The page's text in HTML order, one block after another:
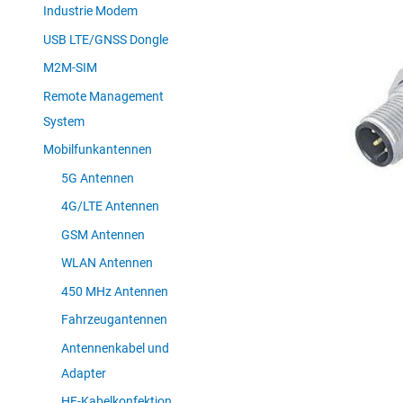
Industrie Modem
USB LTE/GNSS Dongle
M2M-SIM
Remote Management
System
Mobilfunkantennen
5G Antennen
4G/LTE Antennen
GSM Antennen
WLAN Antennen
450 MHz Antennen
Fahrzeugantennen
Antennenkabel und
Adapter